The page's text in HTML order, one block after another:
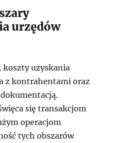
urzędów
koszty uzyskania
z kontrahentami oraz
się transakcjom
operacjom
tych obszarów